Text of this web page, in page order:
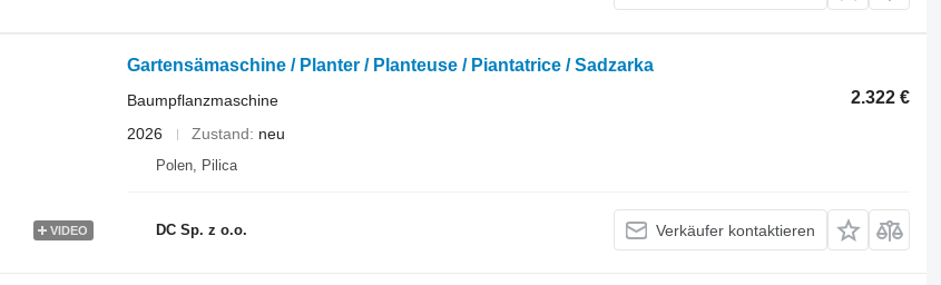
VIDEO
Gartensämaschine / Planter / Planteuse / Piantatrice / Sadzarka
2.322 €
Baumpflanzmaschine
2026
Zustand neu
Polen, Pilica
DC Sp. z o.o. Verkäufer kontaktieren